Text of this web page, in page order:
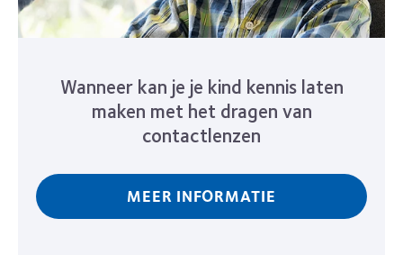
Wanneer kan je je kind kennis laten
maken met het dragen van
contactlenzen
MEER INFORMATIE